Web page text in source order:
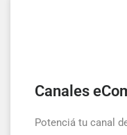
Canales
Potenciá tu canal